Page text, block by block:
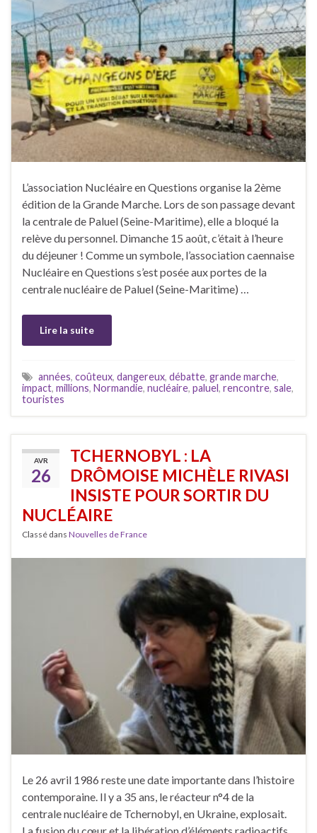
L’association Nucléaire en Questions organise la 2ème
édition de la Grande Marche. Lors de son passage devant
la centrale de Paluel (Seine-Maritime), elle a bloqué la
relève du personnel. Dimanche 15 août, c’était à l’heure
du déjeuner ! Comme un symbole, l’association caennaise
Nucléaire en Questions s’est posée aux portes de la
centrale nucléaire de Paluel (Seine-Maritime) …
Lire la suite
années, coûteux, dangereux, débatte, grande marche,
impact, millions, Normandie, nucléaire, paluel, rencontre, sale,
touristes
AVR
26
TCHERNOBYL : LA
DRÔMOISE MICHÈLE RIVASI
INSISTE POUR SORTIR DU
NUCLÉAIRE
Classé dans Nouvelles de France
Le 26 avril 1986 reste une date importante dans l’histoire
contemporaine. Il y a 35 ans, le réacteur n°4 de la
centrale nucléaire de Tchernobyl, en Ukraine, explosait.